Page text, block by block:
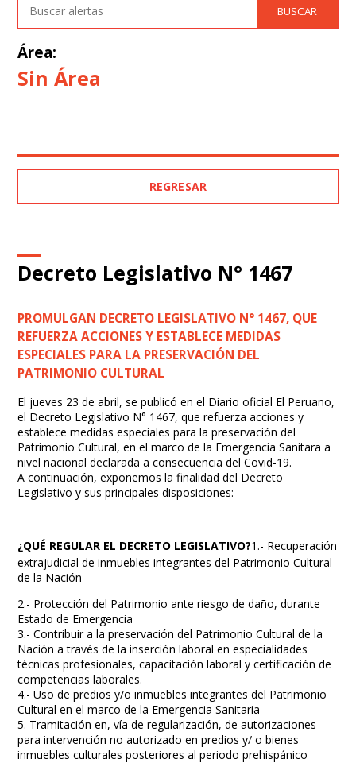
Área:
Sin Área
REGRESAR
Decreto Legislativo N° 1467
PROMULGAN DECRETO LEGISLATIVO N° 1467, QUE
REFUERZA ACCIONES Y ESTABLECE MEDIDAS
ESPECIALES PARA LA PRESERVACIÓN DEL
PATRIMONIO CULTURAL
El jueves 23 de abril, se publicó en el Diario oficial El Peruano,
el Decreto Legislativo N° 1467, que refuerza acciones y
establece medidas especiales para la preservación del
Patrimonio Cultural, en el marco de la Emergencia Sanitara a
nivel nacional declarada a consecuencia del Covid-19.
A continuación, exponemos la finalidad del Decreto
Legislativo y sus principales disposiciones:
¿QUÉ REGULAR EL DECRETO LEGISLATIVO?1.- Recuperación
extrajudicial de inmuebles integrantes del Patrimonio Cultural
de la Nación
2.- Protección del Patrimonio ante riesgo de daño, durante
Estado de Emergencia
3.- Contribuir a la preservación del Patrimonio Cultural de la
Nación a través de la inserción laboral en especialidades
técnicas profesionales, capacitación laboral y certificación de
competencias laborales.
4.- Uso de predios y/o inmuebles integrantes del Patrimonio
Cultural en el marco de la Emergencia Sanitaria
5. Tramitación en, vía de regularización, de autorizaciones
para intervención no autorizado en predios y/ o bienes
inmuebles culturales posteriores al periodo prehispánico